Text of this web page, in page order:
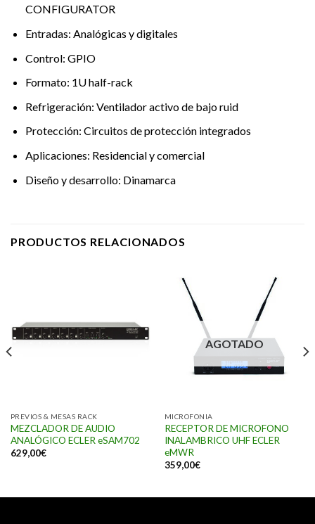
CONFIGURATOR
Entradas: Analógicas y digitales
Control: GPIO
Formato: 1U half-rack
Refrigeración: Ventilador activo de bajo ruid
Protección: Circuitos de protección integrados
Aplicaciones: Residencial y comercial
Diseño y desarrollo: Dinamarca
PRODUCTOS RELACIONADOS
PREVIOS & MESAS RACK
MEZCLADOR DE AUDIO
ANALÓGICO ECLER eSAM702
629,00€
AGOTADO
MICROFONIA
RECEPTOR DE MICROFONO
INALAMBRICO UHF ECLER
eMWR
359,00€